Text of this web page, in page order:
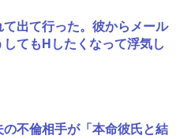
て出て行った。彼からメール
てもHしたくなって浮気し
の不倫相手が「本命彼氏と結